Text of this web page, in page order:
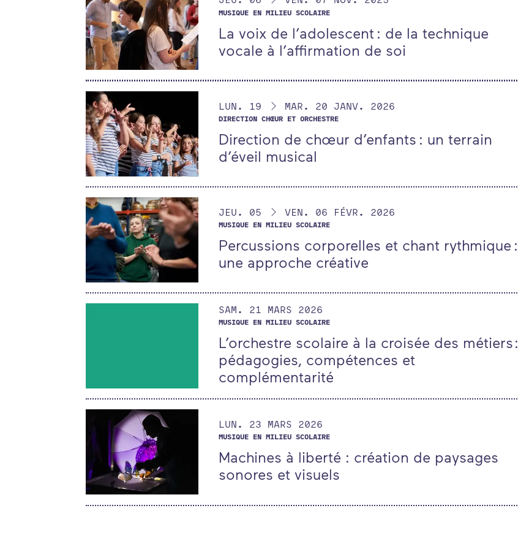
MUSIQUE EN MILIEU SCOLAIRE
La voix de l’adolescent : de la technique
vocale à l’affirmation de soi
DU
LUNDI
LUN. 19 AU
MARDI
MAR. 20 JANVIER
JANV. 2026
DIRECTION CHŒUR ET ORCHESTRE
Direction de chœur d’enfants : un terrain
d’éveil musical
DU
JEUDI
JEU. 05 AU
VENDREDI
VEN. 06 FÉVRIER
FÉVR. 2026
MUSIQUE EN MILIEU SCOLAIRE
Percussions corporelles et chant rythmique :
une approche créative
SAMEDI
SAM. 21 MARS
MARS 2026
MUSIQUE EN MILIEU SCOLAIRE
L’orchestre scolaire à la croisée des métiers :
pédagogies, compétences et
complémentarité
LUNDI
LUN. 23 MARS
MARS 2026
MUSIQUE EN MILIEU SCOLAIRE
Machines à liberté : création de paysages
sonores et visuels